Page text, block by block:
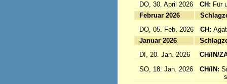
DO, 30. April 2026
CH: Für
Februar 2026
DO, 05. Feb. 2026
CH:
Januar 2026
DI, 20. Jan. 2026
CH/IN/
SO, 18. Jan. 2026
CH/IN:
sind